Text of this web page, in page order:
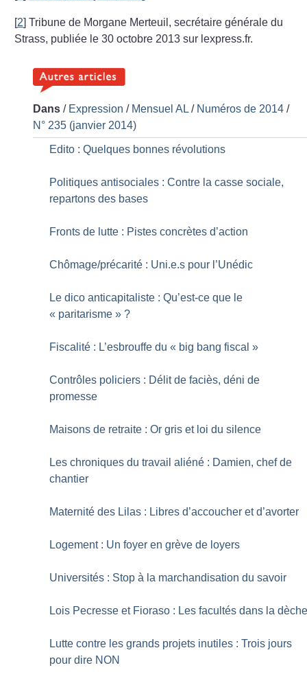
[2]Tribune de Morgane Merteuil, secrétaire générale du
Strass, publiée le 30 octobre 2013 sur lexpress.fr.
Dans / Expression / Mensuel AL / Numéros de 2014 /
N° 235 (janvier 2014)
Edito : Quelques bonnes révolutions
Politiques antisociales : Contre la casse sociale,
repartons des bases
Fronts de lutte : Pistes concrètes d’action
Chômage/précarité : Uni.e.s pour l’Unédic
Le dico anticapitaliste : Qu’est-ce que le
« paritarisme » ?
Fiscalité : L’esbrouffe du « big bang fiscal »
Contrôles policiers : Délit de faciès, déni de
promesse
Maisons de retraite : Or gris et loi du silence
Les chroniques du travail aliéné : Damien, chef de
chantier
Maternité des Lilas : Libres d’accoucher et d’avorter
Logement : Un foyer en grève de loyers
Universités : Stop à la marchandisation du savoir
Lois Pecresse et Fioraso : Les facultés dans la
Lutte contre les grands projets inutiles : Trois jours
pour dire NON